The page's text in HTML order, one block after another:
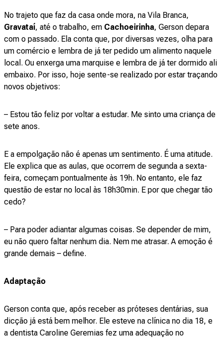
No trajeto que faz da casa onde mora, na Vila Branca,
Gravataí, até o trabalho, em Cachoeirinha, Gerson depara
com o passado. Ela conta que, por diversas vezes, olha para
um comércio e lembra de já ter pedido um alimento naquele
local. Ou enxerga uma marquise e lembra de já ter dormido ali
embaixo. Por isso, hoje sente-se realizado por estar traçando
novos objetivos:
– Estou tão feliz por voltar a estudar. Me sinto uma criança de
sete anos.
E a empolgação não é apenas um sentimento. É uma atitude.
Ele explica que as aulas, que ocorrem de segunda a sexta-
feira, começam pontualmente às 19h. No entanto, ele faz
questão de estar no local às 18h30min. E por que chegar tão
cedo?
– Para poder adiantar algumas coisas. Se depender de mim,
eu não quero faltar nenhum dia. Nem me atrasar. A emoção é
grande demais – define.
Adaptação
Gerson conta que, após receber as próteses dentárias, sua
dicção já está bem melhor. Ele esteve na clínica no dia 18, e
a dentista Caroline Geremias fez uma adequação no